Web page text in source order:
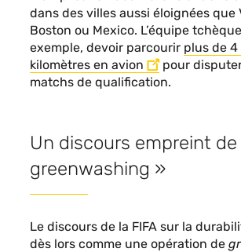
dans des villes aussi éloignées que
Boston ou Mexico. L’équipe
exemple, devoir parcourir plus de
kilomètres en avion
pour
matchs de qualification.
Un discours empreint de
greenwashing »
Le discours de la FIFA sur la
dès lors comme une opération de